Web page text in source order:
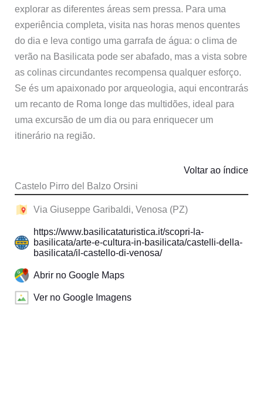
explorar as diferentes áreas sem pressa. Para uma
experiência completa, visita nas horas menos quentes
do dia e leva contigo uma garrafa de água: o clima de
verão na Basilicata pode ser abafado, mas a vista sobre
as colinas circundantes recompensa qualquer esforço.
Se és um apaixonado por arqueologia, aqui encontrarás
um recanto de Roma longe das multidões, ideal para
uma excursão de um dia ou para enriquecer um
itinerário na região.
Castelo Pirro del Balzo Orsini
Voltar ao índice
Via Giuseppe Garibaldi, Venosa (PZ)
https://www.basilicataturistica.it/scopri-la-
basilicata/arte-e-cultura-in-basilicata/castelli-della-
basilicata/il-castello-di-venosa/
Abrir no Google Maps
Ver no Google Imagens